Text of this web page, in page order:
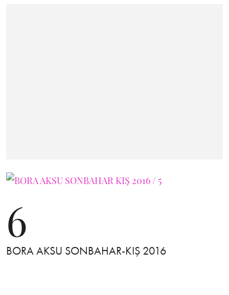
6
BORA AKSU SONBAHAR-KIŞ 2016